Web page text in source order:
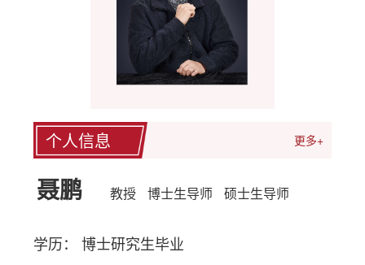
个人信息 更多+
聂鹏 教授 博士生导师 硕士生导师
学历： 博士研究生毕业